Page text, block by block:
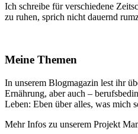
Ich schreibe für verschiedene
zu ruhen, sprich nicht dauernd
Meine Themen
In unserem Blogmagazin lest ihr
Ernährung, aber auch –
Leben: Eben über alles, was mich
Mehr Infos zu unserem Projekt